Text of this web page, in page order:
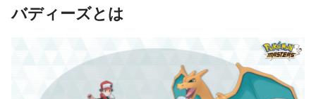
バディーズとは